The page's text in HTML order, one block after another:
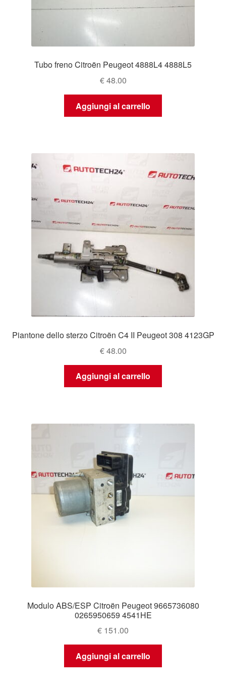
Tubo freno Citroën Peugeot 4888L4 4888L5
€48.00
Aggiungi al carrello
Piantone dello sterzo Citroën C4 II Peugeot 308 4123GP
€48.00
Aggiungi al carrello
Modulo ABS/ESP Citroën Peugeot 9665736080
0265950659 4541HE
€ 151.00
Aggiungi al carrello